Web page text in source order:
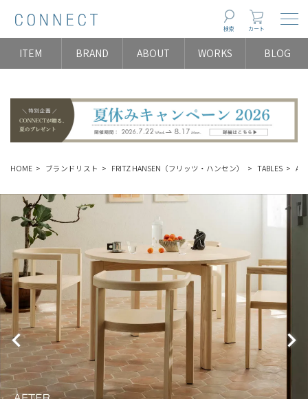
検索 カート
ITEM BRAND ABOUT WORKS BLOG
HOME ブランドリスト FRITZ HANSEN（フリッツ・ハンセン） TABLES